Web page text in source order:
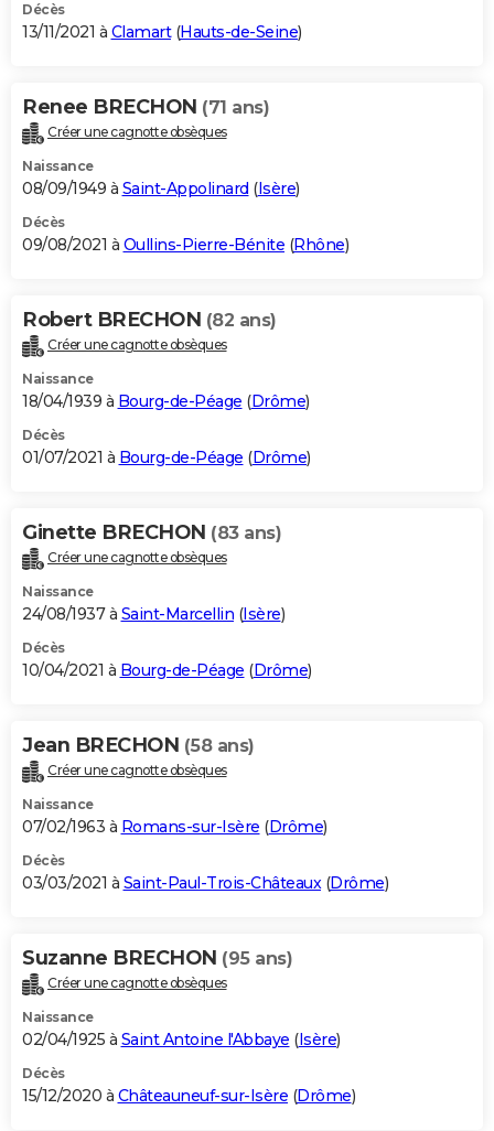
Décès
13/11/2021 à Clamart(Hauts-de-Seine)
Renee BRECHON (71 ans)
Créer une cagnotte obsèques
Naissance
08/09/1949 à Saint-Appolinard (Isère)
Décès
09/08/2021 à Oullins-Pierre-Bénite (Rhône)
Robert BRECHON (82 ans)
Créer une cagnotte obsèques
Naissance
18/04/1939 à Bourg-de-Péage (Drôme)
Décès
01/07/2021 à Bourg-de-Péage (Drôme)
Ginette BRECHON (83 ans)
Créer une cagnotte obsèques
Naissance
24/08/1937 à Saint-Marcellin (Isère)
Décès
10/04/2021 à Bourg-de-Péage (Drôme)
Jean BRECHON (58 ans)
Créer une cagnotte obsèques
Naissance
07/02/1963 à Romans-sur-Isère (Drôme)
Décès
03/03/2021 à Saint-Paul-Trois-Châteaux(Drôme)
Suzanne BRECHON (95 ans)
Créer une cagnotte obsèques
Naissance
02/04/1925 à Saint Antoine l'Abbaye (Isère)
Décès
15/12/2020 à Châteauneuf-sur-Isère (Drôme)